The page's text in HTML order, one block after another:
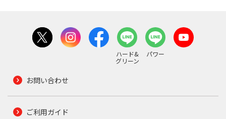
ハード&
グリーン
パワー
お問い合わせ
ご利用ガイド